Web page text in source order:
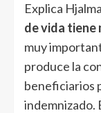
Explica
de vida tiene
muy
produce la
beneficiarios
indemnizado.